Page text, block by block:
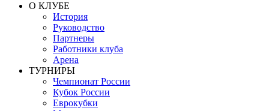
О КЛУБЕ
История
Руководство
Партнеры
Работники клуба
Арена
ТУРНИРЫ
Чемпионат России
Кубок России
Еврокубки